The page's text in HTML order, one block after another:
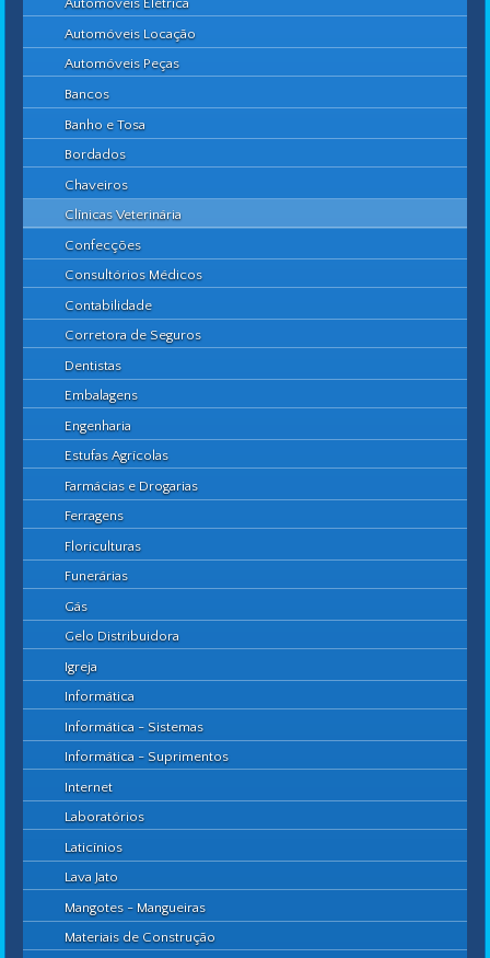
Automóveis Elétrica
Automóveis Locação
Automóveis Peças
Bancos
Banho e Tosa
Bordados
Chaveiros
Clínicas Veterinária
Confecções
Consultórios Médicos
Contabilidade
Corretora de Seguros
Dentistas
Embalagens
Engenharia
Estufas Agrícolas
Farmácias e Drogarias
Ferragens
Floriculturas
Funerárias
Gás
Gelo Distribuidora
Igreja
Informática
Informática - Sistemas
Informática - Suprimentos
Internet
Laboratórios
Laticínios
Lava Jato
Mangotes - Mangueiras
Materiais de Construção